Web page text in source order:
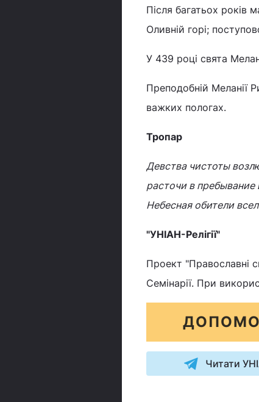
Після багатьох років
Оливній горі;
У 439 році свята
Преподобній Меланії
важких пологах.
Тропар
Девства чистоты
расточи в
Небесная обители
"УНІАН-Релігії"
Проект "Православні
Семінарії. При
Читати